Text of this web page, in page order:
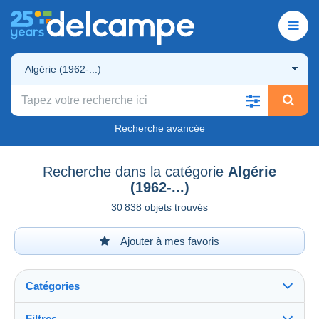
Algérie (1962-...)
Recherche avancée
Recherche dans la catégorie Algérie
(1962-...)
30 838 objets trouvés
Ajouter à mes favoris
Catégories